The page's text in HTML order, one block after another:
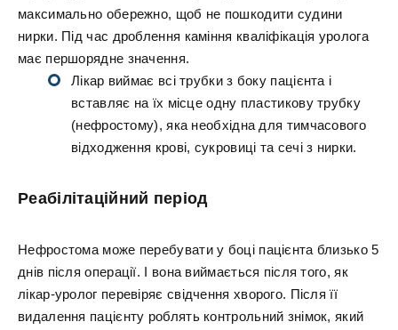
максимально обережно, щоб не пошкодити судини
нирки. Під час дроблення каміння кваліфікація уролога
має першорядне значення.
Лікар виймає всі трубки з боку пацієнта і
вставляє на їх місце одну пластикову трубку
(нефростому), яка необхідна для тимчасового
відходження крові, сукровиці та сечі з нирки.
Реабілітаційний період
Нефростома може перебувати у боці пацієнта близько 5
днів після операції. І вона виймається після того, як
лікар-уролог перевіряє свідчення хворого. Після її
видалення пацієнту роблять контрольний знімок, який